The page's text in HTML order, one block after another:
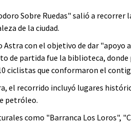
Sobre Ruedas" salió a
de la ciudad.
con el objetivo de dar "apoyo
de partida fue la biblioteca, donde
ciclistas que conformaron el
el recorrido incluyó lugares
petróleo.
como "Barranca Los Loros",